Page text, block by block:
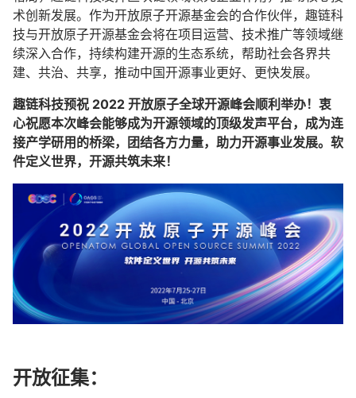
术创新发展。作为开放原子开源基金会的合作伙伴，趣链科
技与开放原子开源基金会将在项目运营、技术推广等领域继
续深入合作，持续构建开源的生态系统，帮助社会各界共
建、共治、共享，推动中国开源事业更好、更快发展。
趣链科技预祝 2022 开放原子全球开源峰会顺利举办！衷
心祝愿本次峰会能够成为开源领域的顶级发声平台，成为连
接产学研用的桥梁，团结各方力量，助力开源事业发展。软
件定义世界，开源共筑未来！
开放征集：